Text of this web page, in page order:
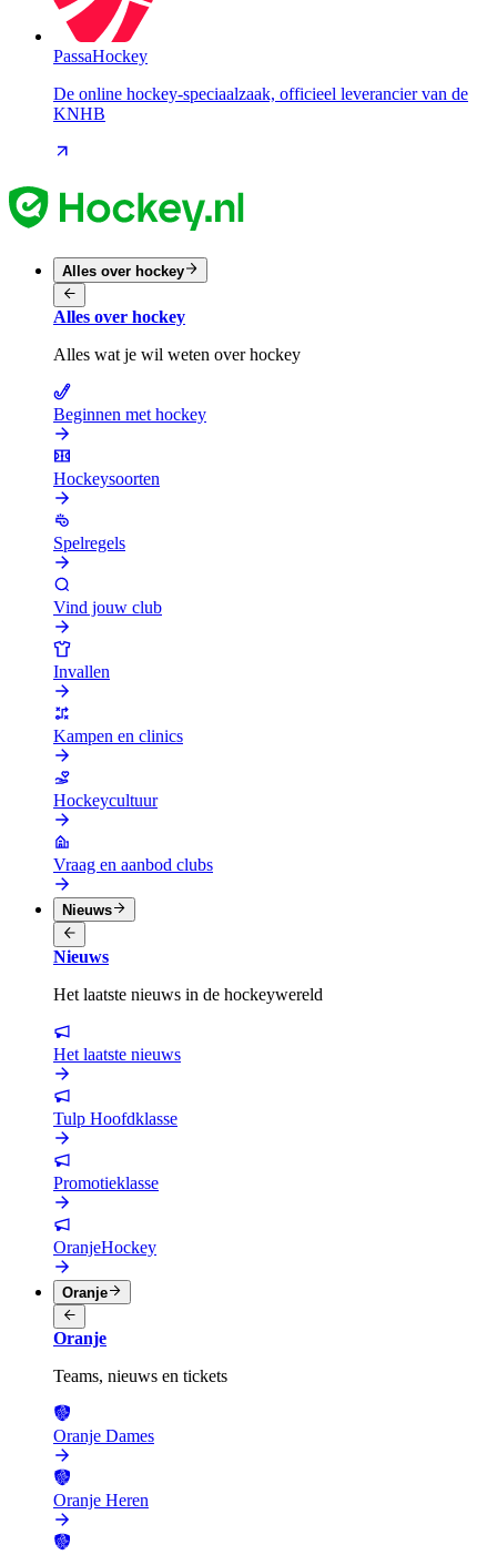
PassaHockey
De online hockey-speciaalzaak, officieel leverancier van de
KNHB
Alles over hockey
Alles over hockey
Alles wat je wil weten over hockey
Beginnen met hockey
Hockeysoorten
Spelregels
Vind jouw club
Invallen
Kampen en clinics
Hockeycultuur
Vraag en aanbod clubs
Nieuws
Nieuws
Het laatste nieuws in de hockeywereld
Het laatste nieuws
Tulp Hoofdklasse
Promotieklasse
OranjeHockey
Oranje
Oranje
Teams, nieuws en tickets
Oranje Dames
Oranje Heren